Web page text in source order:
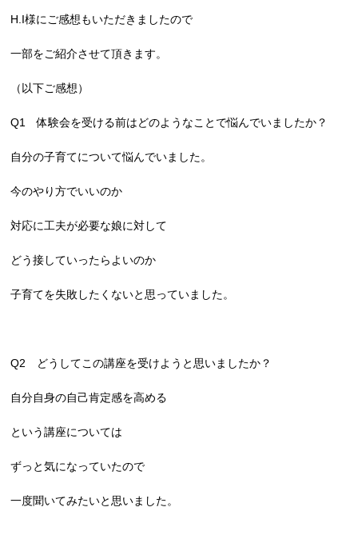
H.I様にご感想もいただきましたので
一部をご紹介させて頂きます。
（以下ご感想）
Q1 体験会を受ける前はどのようなことで悩んでいましたか？
自分の子育てについて悩んでいました。
今のやり方でいいのか
対応に工夫が必要な娘に対して
どう接していったらよいのか
子育てを失敗したくないと思っていました。
Q2 どうしてこの講座を受けようと思いましたか？
自分自身の自己肯定感を高める
という講座については
ずっと気になっていたので
一度聞いてみたいと思いました。